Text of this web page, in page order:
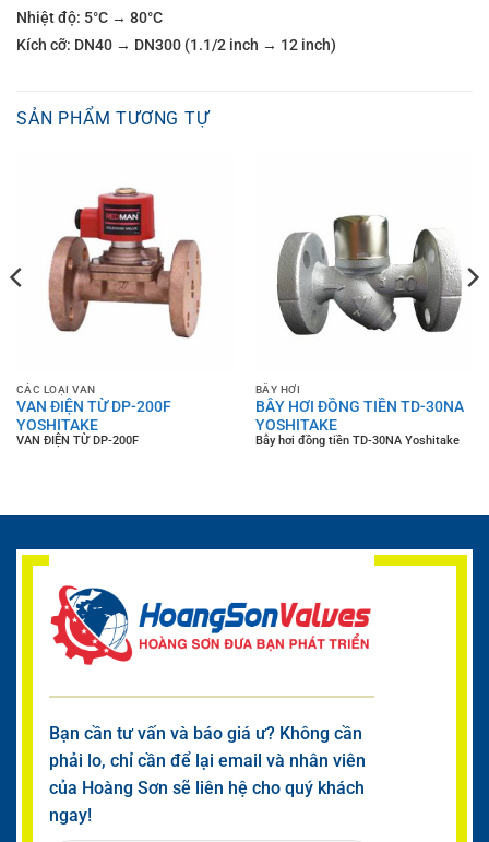
Nhiệt độ: 5°C → 80°C
Kích cỡ: DN40 → DN300 (1.1/2 inch → 12 inch)
SẢN PHẨM TƯƠNG TỰ
CÁC LOẠI VAN
VAN ĐIỆN TỪ DP-200F
YOSHITAKE
VAN ĐIỆN TỪ DP-200F
BẪY HƠI
BẪY HƠI ĐỒNG TIỀN TD-30NA
YOSHITAKE
Bẫy hơi đồng tiền TD-30NA Yoshitake
Bạn cần tư vấn và báo giá ư? Không cần
phải lo, chỉ cần để lại email và nhân viên
của Hoàng Sơn sẽ liên hệ cho quý khách
ngay!